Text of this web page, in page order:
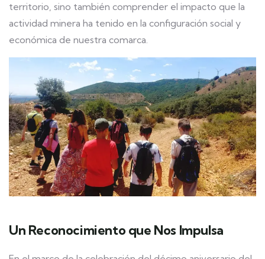
territorio, sino también comprender el impacto que la
actividad minera ha tenido en la configuración social y
económica de nuestra comarca.
Un Reconocimiento que Nos Impulsa